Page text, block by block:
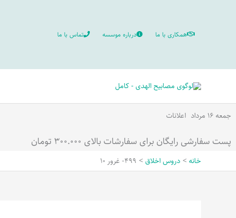
همکاری با ما درباره موسسه تماس با ما
جمعه ۱۶ مرداد اعلانات
پست سفارشی رایگان برای سفارشات بالای ۳۰۰.۰۰۰ تومان
خانه دروس اخلاق 499- غرور 10